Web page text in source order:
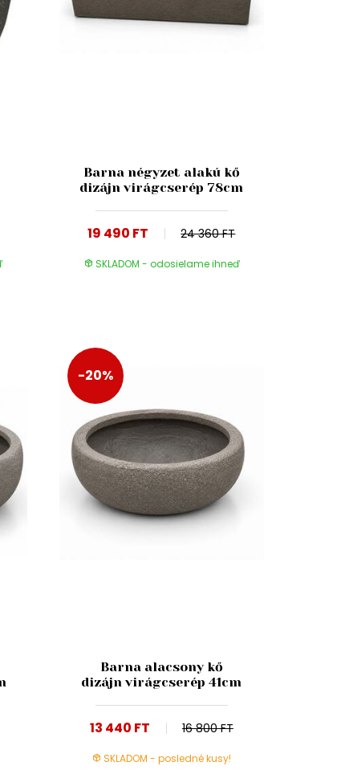
Barna négyzet alakú kő
dizájn virágcserép 78cm
19 490 FT 24 360 FT
SKLADOM - odosielame ihneď
-20%
Barna alacsony kő
dizájn virágcserép 41cm
13 440 FT 16 800 FT
SKLADOM - posledné kusy!